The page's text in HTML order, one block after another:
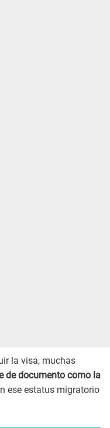
la visa, muchas
de documento como la
ese estatus migratorio